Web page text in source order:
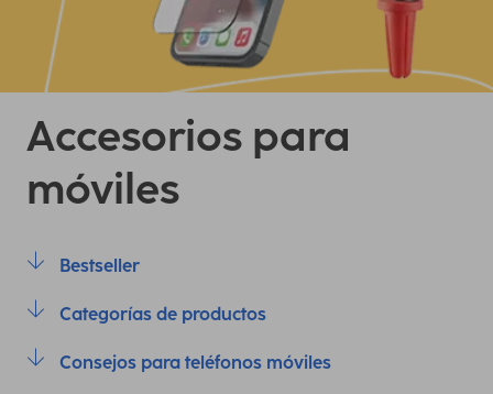
Accesorios para
móviles
Bestseller
Categorías de productos
Consejos para teléfonos móviles